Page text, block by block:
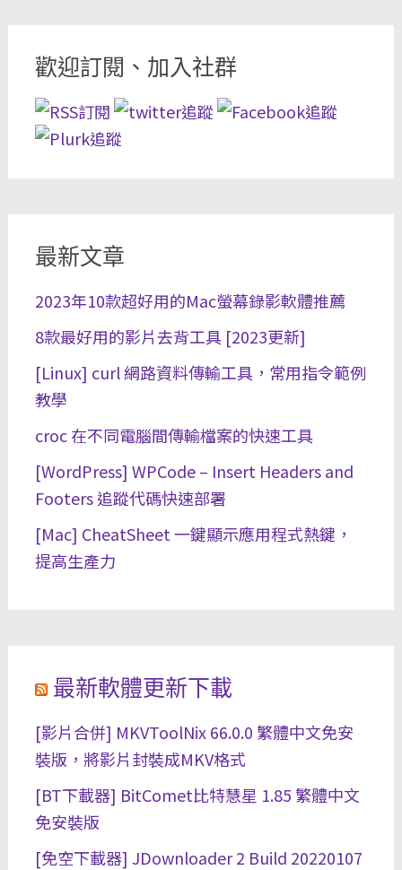
歡迎訂閱、加入社群
最新文章
2023年10款超好用的Mac螢幕錄影軟體推薦
8款最好用的影片去背工具 [2023更新]
[Linux] curl 網路資料傳輸工具，常用指令範例
教學
croc 在不同電腦間傳輸檔案的快速工具
[WordPress] WPCode – Insert Headers and
Footers 追蹤代碼快速部署
[Mac] CheatSheet 一鍵顯示應用程式熱鍵，
提高生產力
最新軟體更新下載
[影片合併] MKVToolNix 66.0.0 繁體中文免安
裝版，將影片封裝成MKV格式
[BT下載器] BitComet比特慧星 1.85 繁體中文
免安裝版
[免空下載器] JDownloader 2 Build 20220107